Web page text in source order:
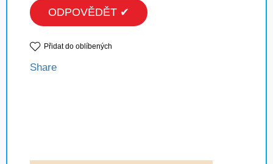
ODPOVĚDĚT ✔
Přidat do oblíbených
Share